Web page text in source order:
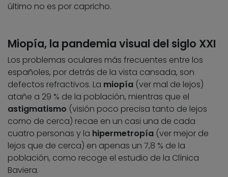
último no es por capricho.
Miopía, la pandemia visual del siglo XXI
Los problemas oculares más frecuentes entre los
españoles, por detrás de la vista cansada, son
defectos refractivos. La miopía (ver mal de lejos)
atañe a 29 % de la población, mientras que el
astigmatismo (visión poco precisa tanto de lejos
como de cerca) recae en un casi una de cada
cuatro personas y la hipermetropía (ver mejor de
lejos que de cerca) en apenas un 7,8 % de la
población, como recoge el estudio de la Clínica
Baviera.